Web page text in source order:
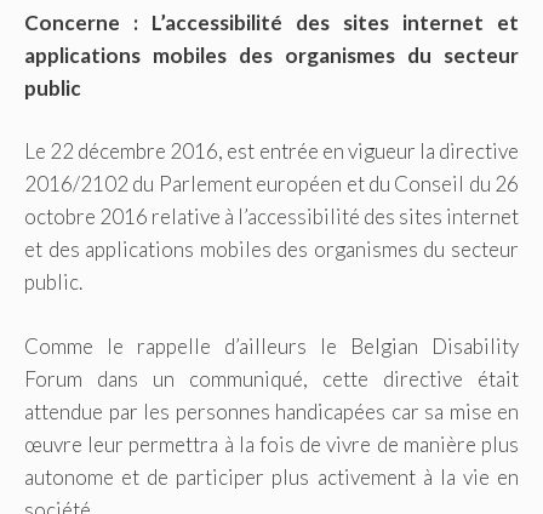
Concerne : L’accessibilité des sites internet et
applications mobiles des organismes du secteur
public
Le 22 décembre 2016, est entrée en vigueur la directive
2016/2102 du Parlement européen et du Conseil du 26
octobre 2016 relative à l’accessibilité des sites internet
et des applications mobiles des organismes du secteur
public.
Comme le rappelle d’ailleurs le Belgian Disability
Forum dans un communiqué, cette directive était
attendue par les personnes handicapées car sa mise en
œuvre leur permettra à la fois de vivre de manière plus
autonome et de participer plus activement à la vie en